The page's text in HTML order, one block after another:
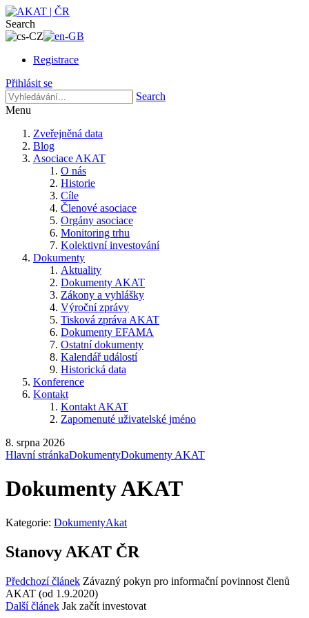
Search
Registrace
Přihlásit se
Search
Menu
Zveřejněná data
Blog
Asociace AKAT
O nás
Historie
Cíle
Členové asociace
Orgány asociace
Monitoring trhu
Kolektivní investování
Dokumenty
Aktuality
Dokumenty AKAT
Zákony a vyhlášky
Výroční zprávy
Tisková zpráva AKAT
Dokumenty EFAMA
Ostatní dokumenty
Kalendář událostí
Historická data
Konference
Kontakt
Kontakt AKAT
Zapomenuté uživatelské jméno
8. srpna 2026
Hlavní stránkaDokumentyDokumenty AKAT
Dokumenty AKAT
Kategorie: DokumentyAkat
Stanovy AKAT ČR
Předchozí článek Závazný pokyn pro informační povinnost členů
AKAT (od 1.9.2020)
Další článek Jak začít investovat